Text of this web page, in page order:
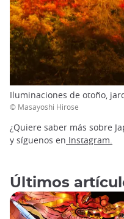
Iluminaciones de otoño,
© Masayoshi Hirose
¿Quiere saber más sobre
y síguenos en Instagram.
Últimos